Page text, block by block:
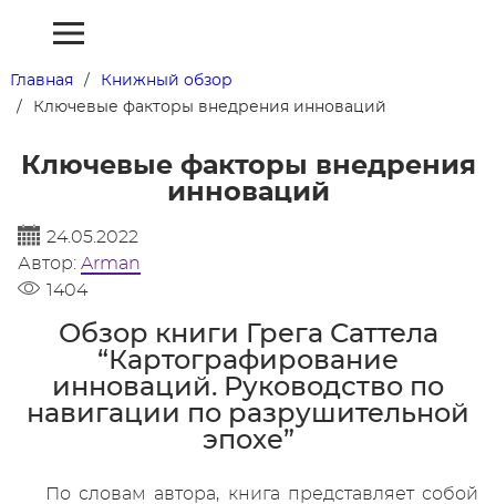
Главная
Книжный обзор
Ключевые факторы внедрения инноваций
Ключевые факторы внедрения
инноваций
24.05.2022
Автор: Arman
1404
Обзор книги Грега Саттела
“Картографирование
инноваций. Руководство по
навигации по разрушительной
эпохе”
По словам автора, книга представляет собой